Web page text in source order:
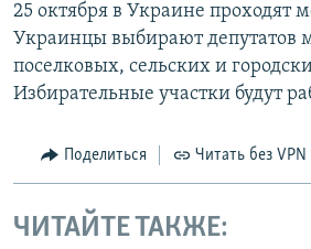
25 октября в Украине проходят
Украинцы выбирают депутатов
поселковых, сельских и
Избирательные участки будут
Поделиться Читать без VPN
ЧИТАЙТЕ ТАКЖЕ: